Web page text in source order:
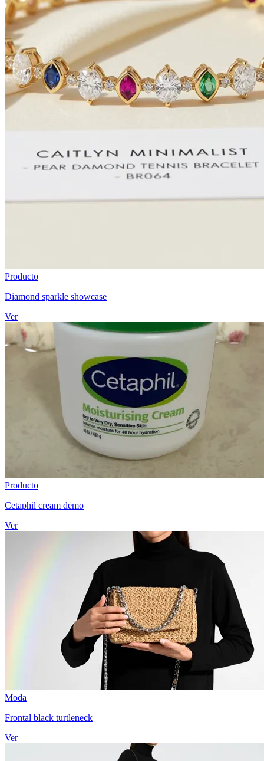
Producto
Diamond sparkle showcase
Ver
Producto
Cetaphil cream demo
Ver
Moda
Frontal black turtleneck
Ver